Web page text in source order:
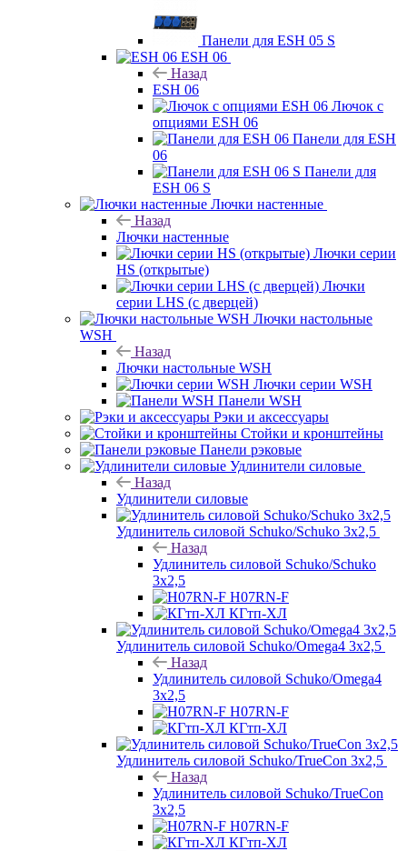
Панели для ESH 05 S
ESH 06
Назад
ESH 06
Лючок с
опциями ESH 06
Панели для ESH
06
Панели для
ESH 06 S
Лючки настенные
Назад
Лючки настенные
Лючки серии
HS (открытые)
Лючки
серии LHS (с дверцей)
Лючки настольные
WSH
Назад
Лючки настольные WSH
Лючки серии WSH
Панели WSH
Рэки и аксессуары
Стойки и кронштейны
Панели рэковые
Удлинители силовые
Назад
Удлинители силовые
Удлинитель силовой Schuko/Schuko 3х2,5
Назад
Удлинитель силовой Schuko/Schuko
3х2,5
H07RN-F
КГтп-ХЛ
Удлинитель силовой Schuko/Omega4 3х2,5
Назад
Удлинитель силовой Schuko/Omega4
3х2,5
H07RN-F
КГтп-ХЛ
Удлинитель силовой Schuko/TrueCon 3х2,5
Назад
Удлинитель силовой Schuko/TrueCon
3х2,5
H07RN-F
КГтп-ХЛ